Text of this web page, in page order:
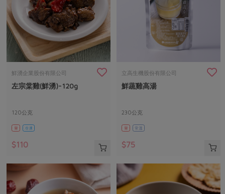
鮮湧企業股份有限公司
左宗棠雞(鮮湧)-120g
120公克
葷 冷凍
$110
立高生機股份有限公司
鮮蔬雞高湯
230公克
葷 常溫
$75